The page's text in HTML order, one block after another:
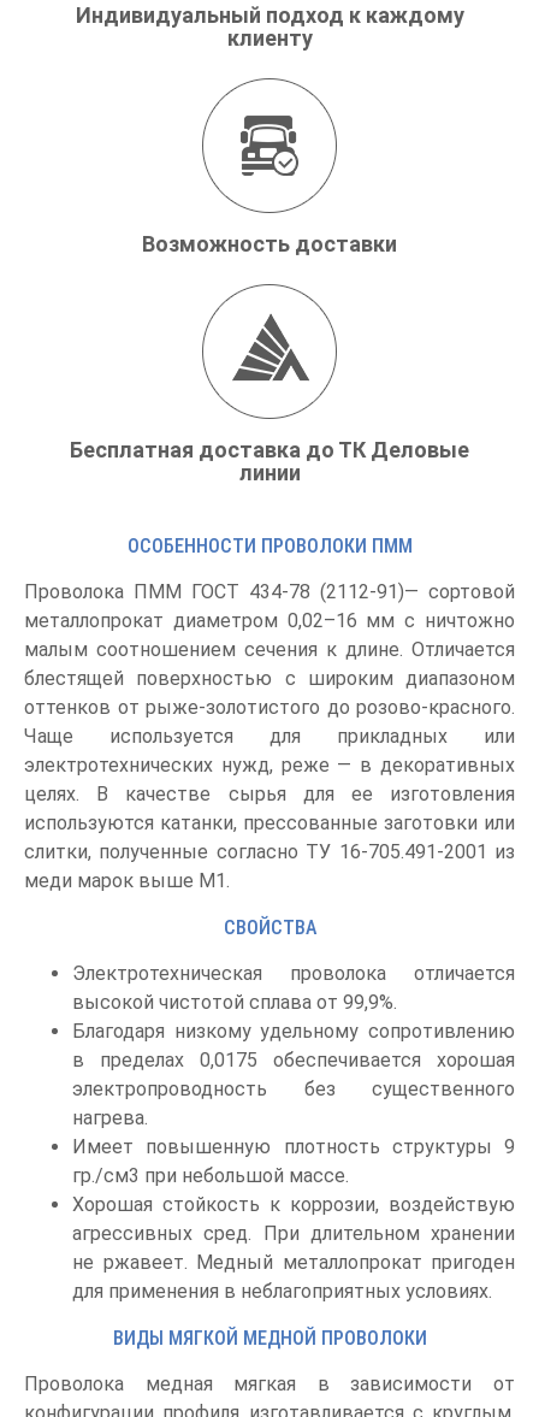
Индивидуальный подход к каждому
клиенту
Возможность доставки
Бесплатная доставка до ТК Деловые
линии
ОСОБЕННОСТИ ПРОВОЛОКИ ПММ
Проволока ПММ ГОСТ 434-78 (2112-91)— сортовой
металлопрокат диаметром 0,02–16 мм с ничтожно
малым соотношением сечения к длине. Отличается
блестящей поверхностью с широким диапазоном
оттенков от рыже-золотистого до розово-красного.
Чаще используется для прикладных или
электротехнических нужд, реже — в декоративных
целях. В качестве сырья для ее изготовления
используются катанки, прессованные заготовки или
слитки, полученные согласно ТУ 16-705.491-2001 из
меди марок выше М1.
СВОЙСТВА
Электротехническая проволока отличается
высокой чистотой сплава от 99,9%.
Благодаря низкому удельному сопротивлению
в пределах 0,0175 обеспечивается хорошая
электропроводность без существенного
нагрева.
Имеет повышенную плотность структуры 9
гр./см3 при небольшой массе.
Хорошая стойкость к коррозии, воздействую
агрессивных сред. При длительном хранении
не ржавеет. Медный металлопрокат пригоден
для применения в неблагоприятных условиях.
ВИДЫ МЯГКОЙ МЕДНОЙ ПРОВОЛОКИ
Проволока медная мягкая в зависимости от